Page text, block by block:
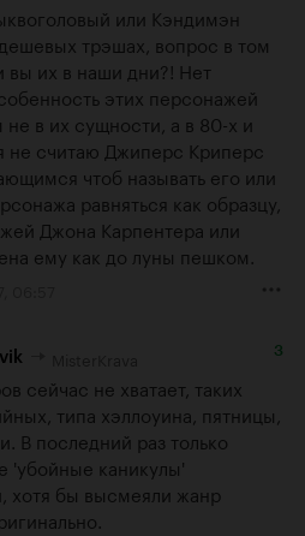
или Кэндимэн
трэшах, вопрос в том
вы их в наши дни?! Нет
этих персонажей
в их сущности, а в 80-х и
не считаю Джиперс Криперс
чтоб называть его или
равняться как образцу,
Джона Карпентера или
ему как до луны пешком.
3
сейчас не хватает, таких
типа хэллоуина, пятницы,
В последний раз только
'убойные каникулы'
хотя бы высмеяли жанр